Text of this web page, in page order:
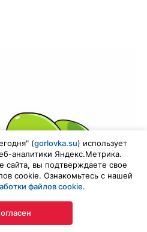
(gorlovka.su) использует
аналитики Яндекс.Метрика.
сайта, вы подтверждаете свое
cookie. Ознакомьтесь с нашей
файлов cookie.